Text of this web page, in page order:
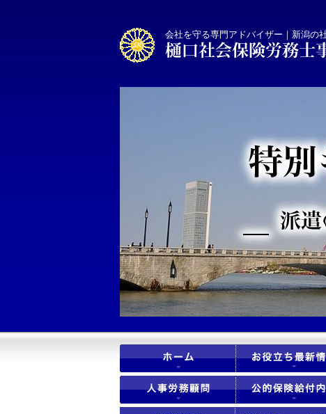
会社を守る専門アドバイザー｜新潟